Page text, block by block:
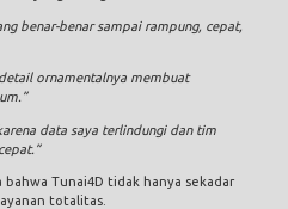
benar-benar sampai rampung, cepat,
ornamentalnya membuat
data saya terlindungi dan tim
Tunai4D tidak hanya sekadar
totalitas.